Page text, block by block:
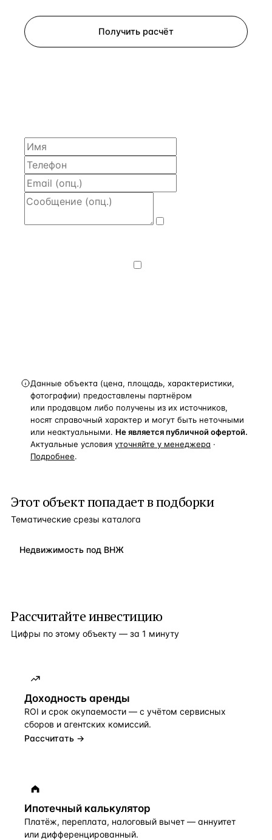
Получить расчёт
Данные объекта (цена, площадь, характеристики,
фотографии) предоставлены партнёром
или продавцом либо получены из их источников,
носят справочный характер и могут быть неточными
или неактуальными. Не является публичной офертой.
Актуальные условия уточняйте у менеджера ·
Подробнее.
Этот объект попадает в подборки
Тематические срезы каталога
Недвижимость под ВНЖ
Рассчитайте инвестицию
Цифры по этому объекту — за 1 минуту
Доходность аренды
ROI и срок окупаемости — с учётом сервисных
сборов и агентских комиссий.
Рассчитать →
Ипотечный калькулятор
Платёж, переплата, налоговый вычет — аннуитет
или дифференцированный.